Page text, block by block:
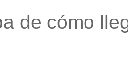
de cómo